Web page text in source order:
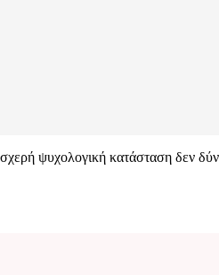
ψυχολογική κατάσταση δεν